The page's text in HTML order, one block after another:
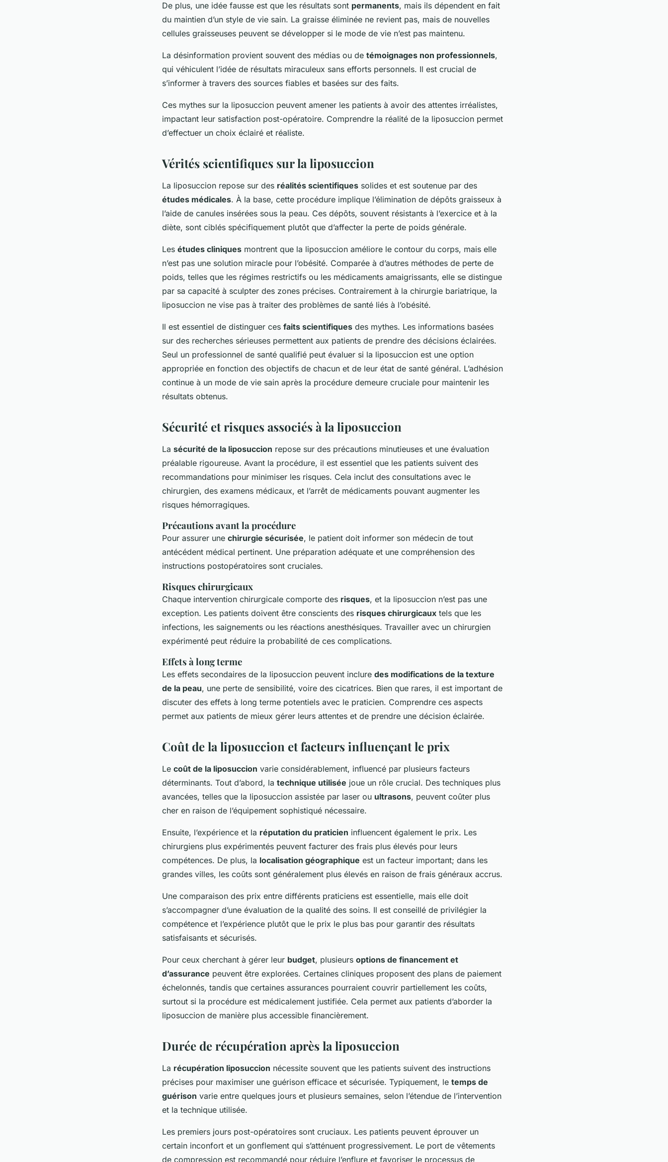
De plus, une idée fausse est que les résultats sont permanents, mais ils dépendent en fait
du maintien d’un style de vie sain. La graisse éliminée ne revient pas, mais de nouvelles
cellules graisseuses peuvent se développer si le mode de vie n’est pas maintenu.
La désinformation provient souvent des médias ou de témoignages non professionnels,
qui véhiculent l’idée de résultats miraculeux sans efforts personnels. Il est crucial de
s’informer à travers des sources fiables et basées sur des faits.
Ces mythes sur la liposuccion peuvent amener les patients à avoir des attentes irréalistes,
impactant leur satisfaction post-opératoire. Comprendre la réalité de la liposuccion permet
d’effectuer un choix éclairé et réaliste.
Vérités scientifiques sur la liposuccion
La liposuccion repose sur des réalités scientifiques solides et est soutenue par des
études médicales. À la base, cette procédure implique l’élimination de dépôts graisseux à
l’aide de canules insérées sous la peau. Ces dépôts, souvent résistants à l’exercice et à la
diète, sont ciblés spécifiquement plutôt que d’affecter la perte de poids générale.
Les études cliniques montrent que la liposuccion améliore le contour du corps, mais elle
n’est pas une solution miracle pour l’obésité. Comparée à d’autres méthodes de perte de
poids, telles que les régimes restrictifs ou les médicaments amaigrissants, elle se distingue
par sa capacité à sculpter des zones précises. Contrairement à la chirurgie bariatrique, la
liposuccion ne vise pas à traiter des problèmes de santé liés à l’obésité.
Il est essentiel de distinguer ces faits scientifiques des mythes. Les informations basées
sur des recherches sérieuses permettent aux patients de prendre des décisions éclairées.
Seul un professionnel de santé qualifié peut évaluer si la liposuccion est une option
appropriée en fonction des objectifs de chacun et de leur état de santé général. L’adhésion
continue à un mode de vie sain après la procédure demeure cruciale pour maintenir les
résultats obtenus.
Sécurité et risques associés à la liposuccion
La sécurité de la liposuccion repose sur des précautions minutieuses et une évaluation
préalable rigoureuse. Avant la procédure, il est essentiel que les patients suivent des
recommandations pour minimiser les risques. Cela inclut des consultations avec le
chirurgien, des examens médicaux, et l’arrêt de médicaments pouvant augmenter les
risques hémorragiques.
Précautions avant la procédure
Pour assurer une chirurgie sécurisée, le patient doit informer son médecin de tout
antécédent médical pertinent. Une préparation adéquate et une compréhension des
instructions postopératoires sont cruciales.
Risques chirurgicaux
Chaque intervention chirurgicale comporte des risques, et la liposuccion n’est pas une
exception. Les patients doivent être conscients des risques chirurgicaux tels que les
infections, les saignements ou les réactions anesthésiques. Travailler avec un chirurgien
expérimenté peut réduire la probabilité de ces complications.
Effets à long terme
Les effets secondaires de la liposuccion peuvent inclure des modifications de la texture
de la peau, une perte de sensibilité, voire des cicatrices. Bien que rares, il est important de
discuter des effets à long terme potentiels avec le praticien. Comprendre ces aspects
permet aux patients de mieux gérer leurs attentes et de prendre une décision éclairée.
Coût de la liposuccion et facteurs influençant le prix
Le coût de la liposuccion varie considérablement, influencé par plusieurs facteurs
déterminants. Tout d’abord, la technique utilisée joue un rôle crucial. Des techniques plus
avancées, telles que la liposuccion assistée par laser ou ultrasons, peuvent coûter plus
cher en raison de l’équipement sophistiqué nécessaire.
Ensuite, l’expérience et la réputation du praticien influencent également le prix. Les
chirurgiens plus expérimentés peuvent facturer des frais plus élevés pour leurs
compétences. De plus, la localisation géographique est un facteur important; dans les
grandes villes, les coûts sont généralement plus élevés en raison de frais généraux accrus.
Une comparaison des prix entre différents praticiens est essentielle, mais elle doit
s’accompagner d’une évaluation de la qualité des soins. Il est conseillé de privilégier la
compétence et l’expérience plutôt que le prix le plus bas pour garantir des résultats
satisfaisants et sécurisés.
Pour ceux cherchant à gérer leur budget, plusieurs options de financement et
d’assurance peuvent être explorées. Certaines cliniques proposent des plans de paiement
échelonnés, tandis que certaines assurances pourraient couvrir partiellement les coûts,
surtout si la procédure est médicalement justifiée. Cela permet aux patients d’aborder la
liposuccion de manière plus accessible financièrement.
Durée de récupération après la liposuccion
La récupération liposuccion nécessite souvent que les patients suivent des instructions
précises pour maximiser une guérison efficace et sécurisée. Typiquement, le temps de
guérison varie entre quelques jours et plusieurs semaines, selon l’étendue de l’intervention
et la technique utilisée.
Les premiers jours post-opératoires sont cruciaux. Les patients peuvent éprouver un
certain inconfort et un gonflement qui s’atténuent progressivement. Le port de vêtements
de compression est recommandé pour réduire l’enflure et favoriser le processus de